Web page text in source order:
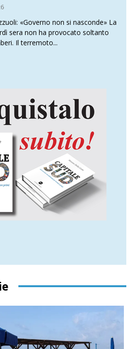
«Governo non si nasconde» La
sera non ha provocato soltanto
Il terremoto...